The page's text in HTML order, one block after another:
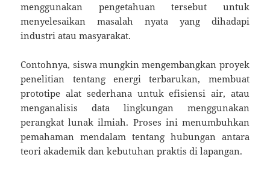
menggunakan pengetahuan tersebut untuk
menyelesaikan masalah nyata yang dihadapi
industri atau masyarakat.
Contohnya, siswa mungkin mengembangkan proyek
penelitian tentang energi terbarukan, membuat
prototipe alat sederhana untuk efisiensi air, atau
menganalisis data lingkungan menggunakan
perangkat lunak ilmiah. Proses ini menumbuhkan
pemahaman mendalam tentang hubungan antara
teori akademik dan kebutuhan praktis di lapangan.